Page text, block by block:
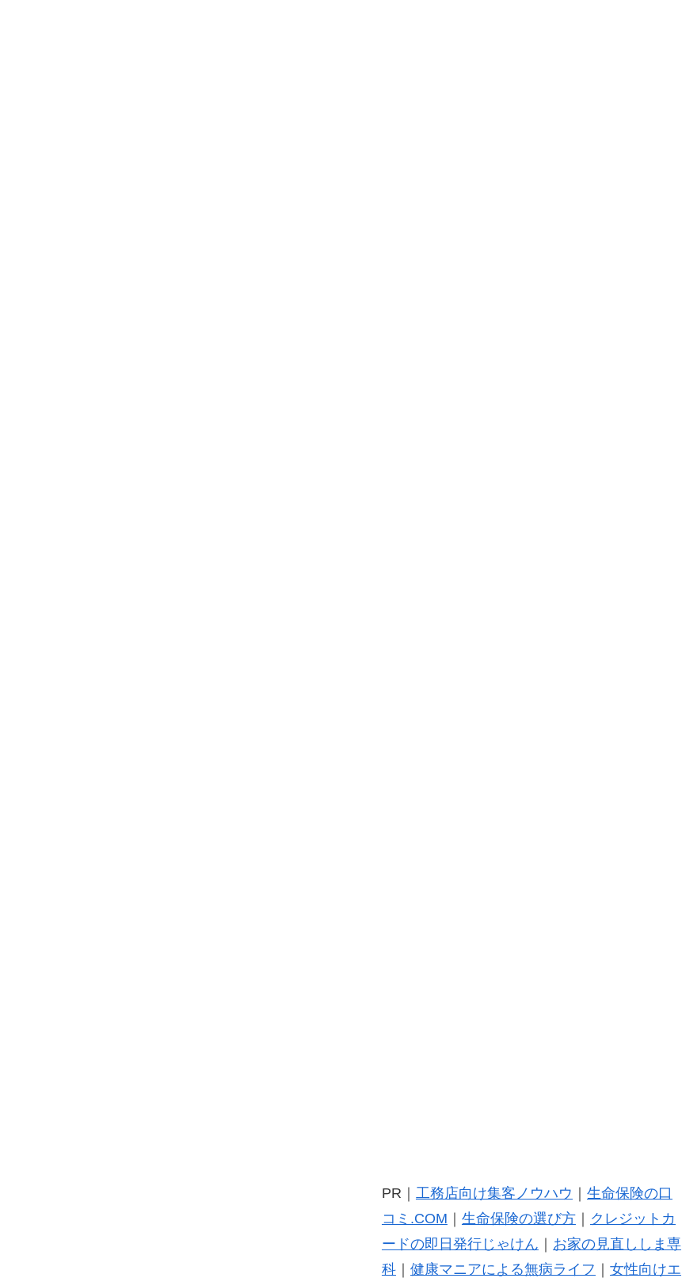
PR｜ 工務店向け集客ノウハウ
生命保険の口
コミ.COM
生命保険の選び方｜
クレジットカ
ードの即日発行じゃけん
お家の見直ししま専
科｜ 健康マニアによる無病ライフ 女性向けエ